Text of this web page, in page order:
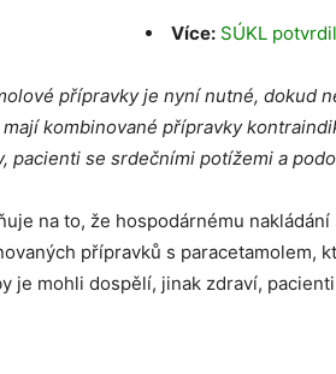
Více: SÚKL
přípravky je nyní nutné, dokud
kombinované přípravky
pacienti se srdečními potížemi a
na to, že hospodárnému
přípravků s paracetamolem,
je mohli dospělí, jinak zdraví,